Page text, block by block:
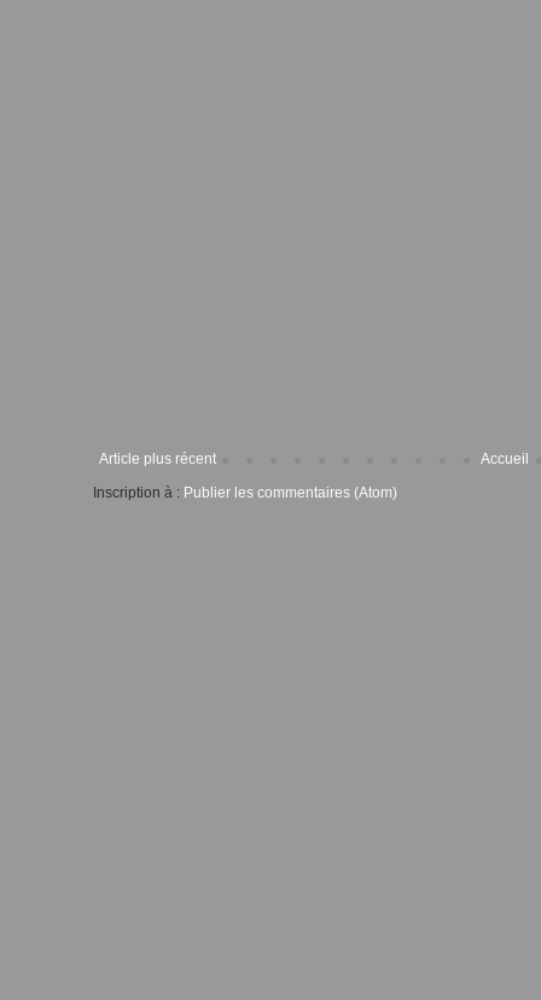
Article plus récent
Accueil
Inscription à : Publier les commentaires (Atom)